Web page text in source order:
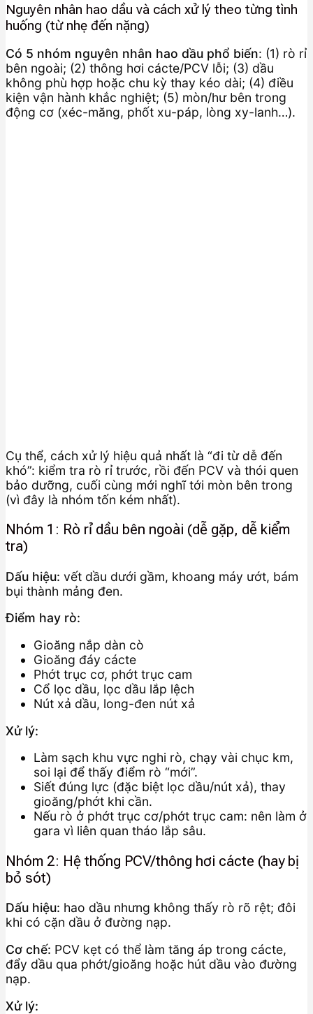
Nguyên nhân hao dầu và cách xử lý theo từng tình
huống (từ nhẹ đến nặng)
Có 5 nhóm nguyên nhân hao dầu phổ biến: (1) rò rỉ
bên ngoài; (2) thông hơi cácte/PCV lỗi; (3) dầu
không phù hợp hoặc chu kỳ thay kéo dài; (4) điều
kiện vận hành khắc nghiệt; (5) mòn/hư bên trong
động cơ (xéc-măng, phốt xu-páp, lòng xy-lanh…).
Cụ thể, cách xử lý hiệu quả nhất là “đi từ dễ đến
khó”: kiểm tra rò rỉ trước, rồi đến PCV và thói quen
bảo dưỡng, cuối cùng mới nghĩ tới mòn bên trong
(vì đây là nhóm tốn kém nhất).
Nhóm 1: Rò rỉ dầu bên ngoài (dễ gặp, dễ kiểm
tra)
Dấu hiệu: vết dầu dưới gầm, khoang máy ướt, bám
bụi thành mảng đen.
Điểm hay rò:
Gioăng nắp dàn cò
Gioăng đáy cácte
Phớt trục cơ, phớt trục cam
Cổ lọc dầu, lọc dầu lắp lệch
Nút xả dầu, long-đen nút xả
Xử lý:
Làm sạch khu vực nghi rò, chạy vài chục km,
soi lại để thấy điểm rò “mới”.
Siết đúng lực (đặc biệt lọc dầu/nút xả), thay
gioăng/phớt khi cần.
Nếu rò ở phớt trục cơ/phớt trục cam: nên làm ở
gara vì liên quan tháo lắp sâu.
Nhóm 2: Hệ thống PCV/thông hơi cácte (hay bị
bỏ sót)
Dấu hiệu: hao dầu nhưng không thấy rò rõ rệt; đôi
khi có cặn dầu ở đường nạp.
Cơ chế: PCV kẹt có thể làm tăng áp trong cácte,
đẩy dầu qua phớt/gioăng hoặc hút dầu vào đường
nạp.
Xử lý: